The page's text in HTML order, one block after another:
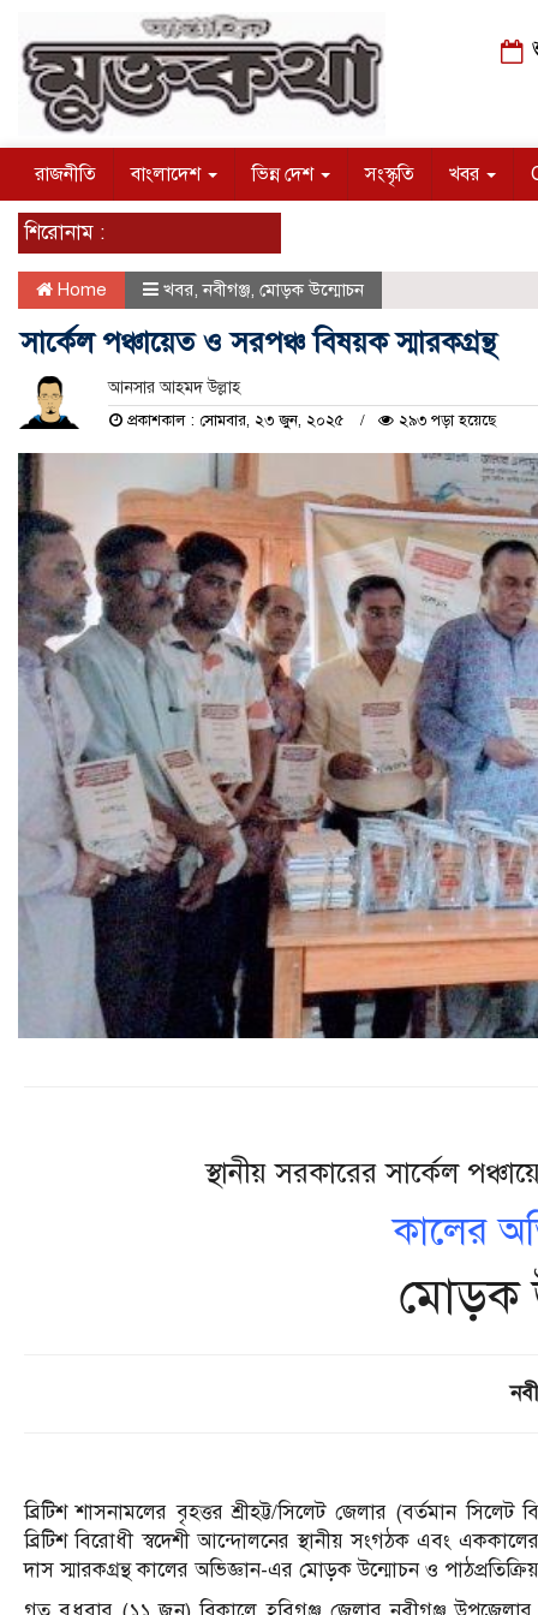
রাজনীতি বাংলাদেশ ভিন্ন দেশ সংস্কৃতি খবর
শিরোনাম :
Home খবর,নবীগঞ্জ, মোড়ক উন্মোচন
সার্কেল পঞ্চায়েত ও সরপঞ্চ বিষয়ক স্মারকগ্রন্থ
আনসার আহমদ উল্লাহ
প্রকাশকাল : সোমবার, ২৩ জুন, ২০২৫ ২৯৩ পড়া হয়েছে
স্থানীয় সরকারের সার্কেল
কালের
মোড়ক
ব্রিটিশ শাসনামলের বৃহত্তর শ্রীহট্ট/সিলেট জেলার (বর্তমান
ব্রিটিশ বিরোধী স্বদেশী আন্দোলনের স্থানীয় সংগঠক এবং
দাস স্মারকগ্রন্থ কালের অভিজ্ঞান-এর মোড়ক উন্মোচন ও